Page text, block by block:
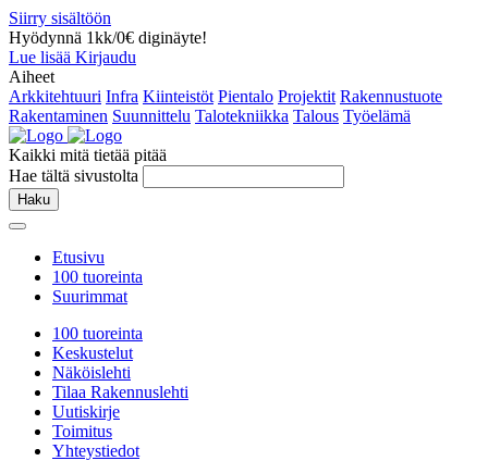
Siirry sisältöön
Hyödynnä 1kk/0€ diginäyte!
Lue lisää Kirjaudu
Aiheet
Arkkitehtuuri Infra Kiinteistöt Pientalo Projektit Rakennustuote
Rakentaminen Suunnittelu Talotekniikka Talous Työelämä
Kaikki mitä tietää pitää
Hae tältä sivustolta
Haku
Etusivu
100 tuoreinta
Suurimmat
100 tuoreinta
Keskustelut
Näköislehti
Tilaa Rakennuslehti
Uutiskirje
Toimitus
Yhteystiedot